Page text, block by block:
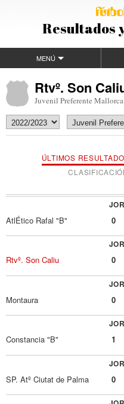
Resultados
MENÚ
Rtvº. Son
Juvenil Preferente
ÚLTIMOS
AtlÉtico Rafal "B" 0
Rtvº. Son Caliu 0
Montaura 0
Constancia "B" 1
SP. Atº Ciutat de Palma 0